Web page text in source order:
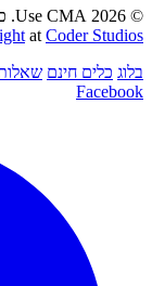
© 2026 Use CMA. כל הזכויות שמורות.
at Coder Studios
בלוג כלים חינם
Facebook